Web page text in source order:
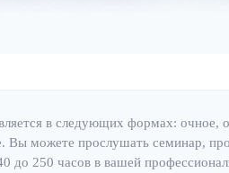
в следующих формах: очное,
Вы можете прослушать семинар,
до 250 часов в вашей